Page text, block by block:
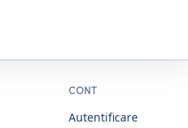
CONT
Autentificare